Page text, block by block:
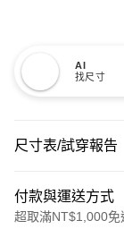
AI
找尺寸
尺寸表/試穿報告
付款與運送方式
超取滿NT$1,000免